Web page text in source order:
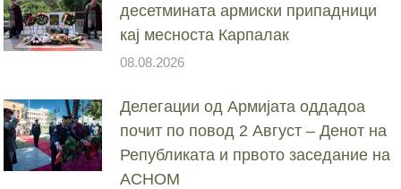
десетмината армиски припадници
кај месноста Карпалак
08.08.2026
Делегации од Армијата оддадоа
почит по повод 2 Август – Денот на
Републиката и првото заседание на
АСНОМ